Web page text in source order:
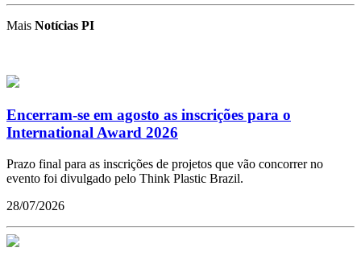
Mais Notícias PI
Encerram-se em agosto as inscrições para o
International Award 2026
Prazo final para as inscrições de projetos que vão concorrer no
evento foi divulgado pelo Think Plastic Brazil.
28/07/2026